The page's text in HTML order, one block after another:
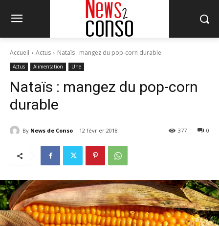
Accueil Actus Nataïs : mangez du pop-corn durable
Actus Alimentation Une
Nataïs : mangez du pop-corn
durable
By News de Conso 12 février 2018 0
377